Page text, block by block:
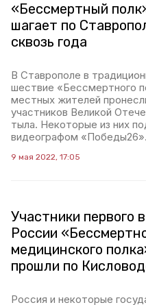
«Бессмертный
шагает по
сквозь года
В Ставрополе в
шествие «Бессмертного
местных жителей
участников Великой
тыла. Некоторые из них
видеографом «Победы26».
9 мая 2022, 17:05
Участники первого в
России
медицинского
прошли по
Россия и некоторые